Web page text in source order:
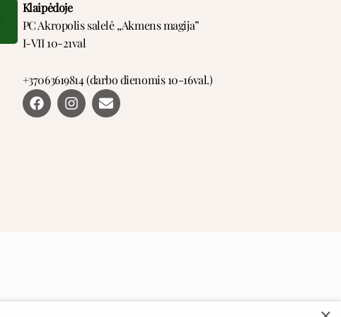
Klaipėdoje
PC Akropolis salelė ,,Akmens magija”
I-VII 10-21val
+37063619814 (darbo dienomis 10-16val.)
F
a
c
I
n
s
E
n
v